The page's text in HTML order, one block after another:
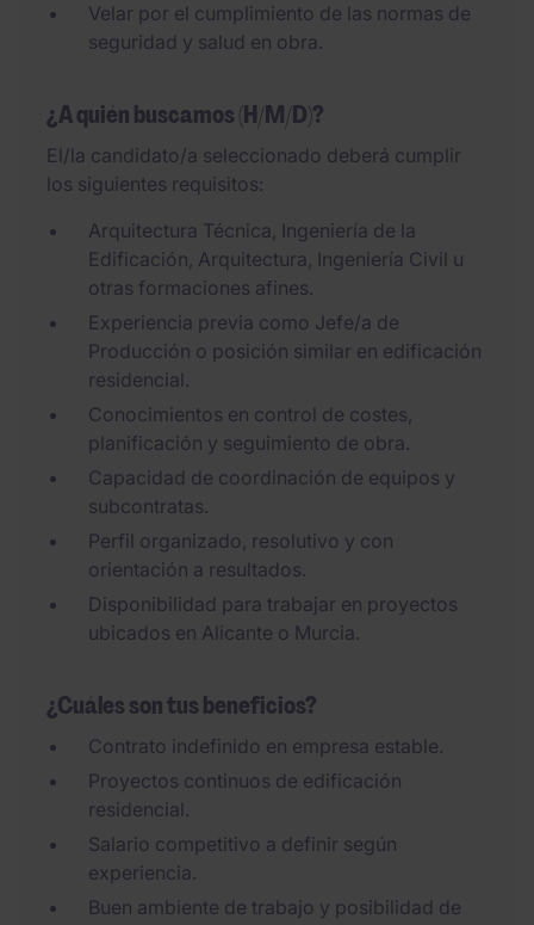
Velar por el cumplimiento de las normas de
seguridad y salud en obra.
¿A quién buscamos (H/M/D)?
El/la candidato/a seleccionado deberá cumplir
los siguientes requisitos:
Arquitectura Técnica, Ingeniería de la
Edificación, Arquitectura, Ingeniería Civil u
otras formaciones afines.
Experiencia previa como Jefe/a de
Producción o posición similar en edificación
residencial.
Conocimientos en control de costes,
planificación y seguimiento de obra.
Capacidad de coordinación de equipos y
subcontratas.
Perfil organizado, resolutivo y con
orientación a resultados.
Disponibilidad para trabajar en proyectos
ubicados en Alicante o Murcia.
¿Cuáles son tus beneficios?
Contrato indefinido en empresa estable.
Proyectos continuos de edificación
residencial.
Salario competitivo a definir según
experiencia.
Buen ambiente de trabajo y posibilidad de